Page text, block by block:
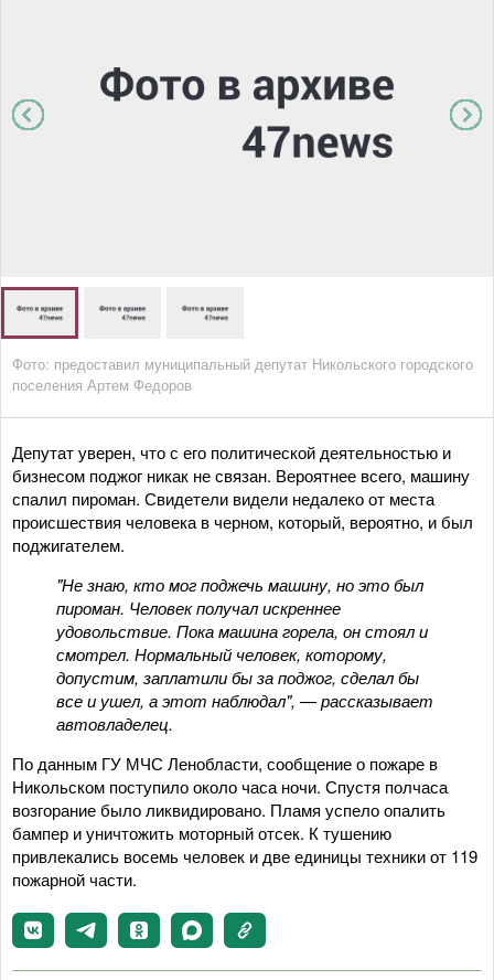
Фото: предоставил муниципальный депутат Никольского городского
поселения Артем Федоров
Депутат уверен, что с его политической деятельностью и
бизнесом поджог никак не связан. Вероятнее всего, машину
спалил пироман. Свидетели видели недалеко от места
происшествия человека в черном, который, вероятно, и был
поджигателем.
"Не знаю, кто мог поджечь машину, но это был
пироман. Человек получал искреннее
удовольствие. Пока машина горела, он стоял и
смотрел. Нормальный человек, которому,
допустим, заплатили бы за поджог, сделал бы
все и ушел, а этот наблюдал", — рассказывает
автовладелец.
По данным ГУ МЧС Ленобласти, сообщение о пожаре в
Никольском поступило около часа ночи. Спустя полчаса
возгорание было ликвидировано. Пламя успело опалить
бампер и уничтожить моторный отсек. К тушению
привлекались восемь человек и две единицы техники от 119
пожарной части.